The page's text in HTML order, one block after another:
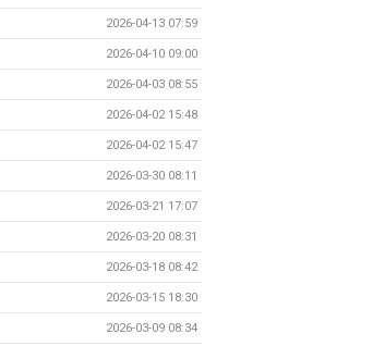
2026-04-13 07:59
2026-04-10 09:00
2026-04-03 08:55
2026-04-02 15:48
2026-04-02 15:47
2026-03-30 08:11
2026-03-21 17:07
2026-03-20 08:31
2026-03-18 08:42
2026-03-15 18:30
2026-03-09 08:34